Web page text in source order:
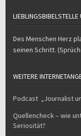
LIEBLINGSBIBELSTELLE
Des Menschen Herz
seinen Schritt.
WEITERE
Podcast „Journalist
Quellencheck – wie
Seriosität?